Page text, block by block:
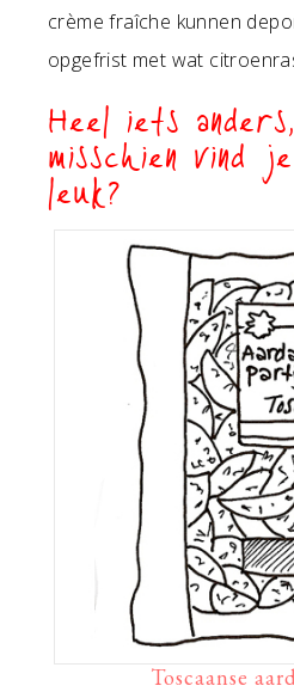
crème fraîche kunnen
opgefrist met wat
Heel iets
misschien vind
leuk?
Toscaanse